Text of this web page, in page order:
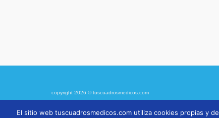
copyright 2026 © tuscuadrosmedicos.com
El sitio web tuscuadrosmedicos.com utiliza cookies propias y